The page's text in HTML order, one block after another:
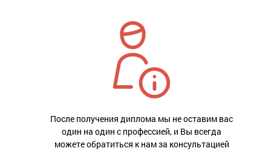
После получения диплома мы не оставим вас
один на один с профессией, и Вы всегда
можете обратиться к нам за консультацией